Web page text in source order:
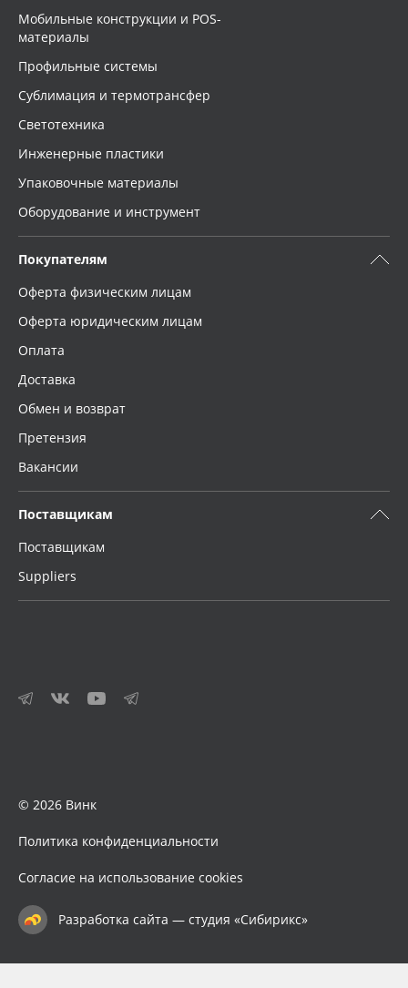
Мобильные конструкции и POS-
материалы
Профильные системы
Сублимация и термотрансфер
Светотехника
Инженерные пластики
Упаковочные материалы
Оборудование и инструмент
Покупателям
Оферта физическим лицам
Оферта юридическим лицам
Оплата
Доставка
Обмен и возврат
Претензия
Вакансии
Поставщикам
Поставщикам
Suppliers
© 2026 Винк
Политика конфиденциальности
Согласие на использование cookies
Разработка сайта — студия «Сибирикс»